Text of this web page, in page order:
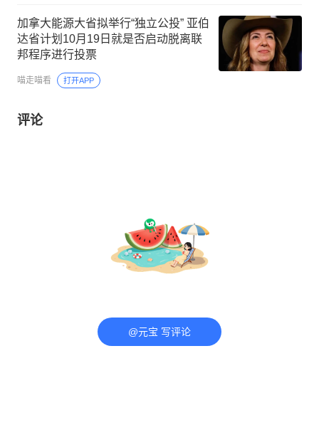
加拿大能源大省拟举行“独立公投” 亚伯
达省计划10月19日就是否启动脱离联
邦程序进行投票
喵走喵看 打开APP
评论
@元宝 写评论